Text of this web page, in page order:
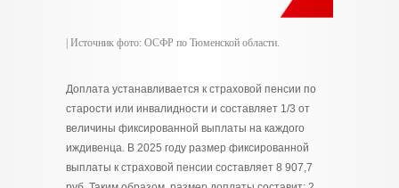
| Источник фото: ОСФР по Тюменской области.
Доплата устанавливается к страховой пенсии по
старости или инвалидности и составляет 1/3 от
величины фиксированной выплаты на каждого
иждивенца. В 2025 году размер фиксированной
выплаты к страховой пенсии составляет 8 907,7